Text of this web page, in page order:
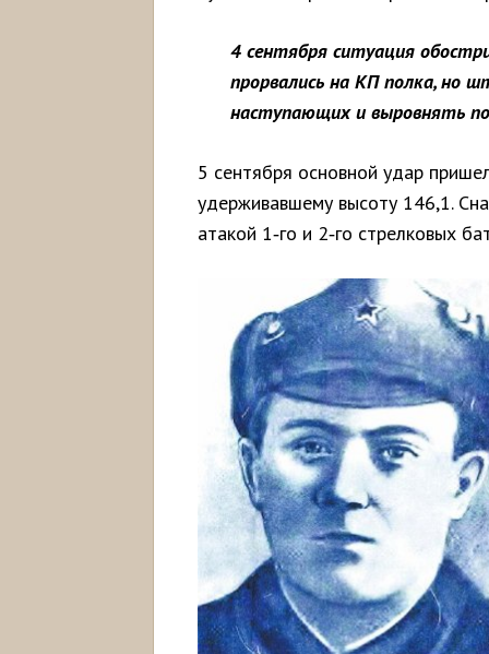
4 сентября ситуация
прорвались на КП полка, но
наступающих и выровнять
5 сентября основной удар
удерживавшему высоту 146,1.
атакой 1‑го и 2‑го стрелковых